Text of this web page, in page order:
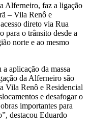
Alferneiro, faz a ligação
– Vila Renô e
direto via Rua
o trânsito desde a
norte e ao mesmo
aplicação da massa
da Alferneiro são
Vila Renô e Residencial
e desafogar o
importantes para
destacou Eduardo